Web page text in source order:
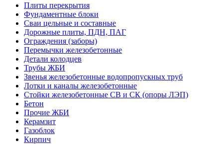
Плиты перекрытия
Фундаментные блоки
Сваи цельные и составные
Дорожные плиты, ПДН, ПАГ
Ограждения (заборы)
Перемычки железобетонные
Детали колодцев
Трубы ЖБИ
Звенья железобетонные водопропускных труб
Лотки и каналы железобетонные
Стойки железобетонные СВ и СК (опоры ЛЭП)
Бетон
Прочие ЖБИ
Керамзит
Газоблок
Кирпич